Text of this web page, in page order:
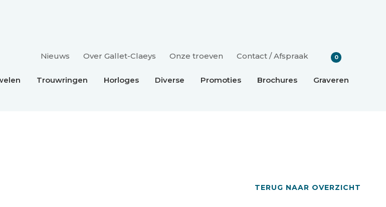
Nieuws Over Gallet-Claeys Onze troeven Contact / Afspraak 0
Trouwringen Horloges Diverse Promoties Brochures Graveren
TERUG NAAR OVERZICHT